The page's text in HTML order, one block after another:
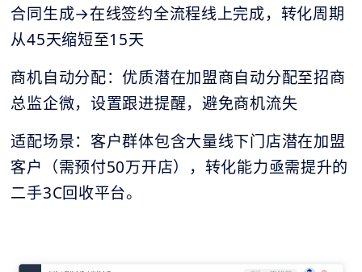
合同生成→在线签约全流程线上完成，转化周期
从45天缩短至15天
商机自动分配：优质潜在加盟商自动分配至招商
总监企微，设置跟进提醒，避免商机流失
适配场景：客户群体包含大量线下门店潜在加盟
客户（需预付50万开店），转化能力亟需提升的
二手3C回收平台。